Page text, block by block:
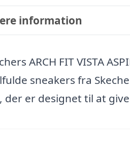
information
ARCH FIT VISTA
sneakers fra
der er designet til at